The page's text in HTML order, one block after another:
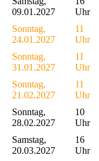
09.01.2027
Uhr
Sonntag,
24.01.2027
11
Uhr
Sonntag,
31.01.2027
11
Uhr
Sonntag,
21.02.2027
11
Uhr
Sonntag,
28.02.2027
10
Uhr
Samstag,
20.03.2027
16
Uhr